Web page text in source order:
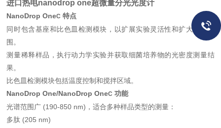
进口热电nanodrop one超微量分光光度计
NanoDrop OneC 特点
同时包含基座和比色皿检测模块，以扩展实验灵活性和扩大动态范
围。
测量稀释样品，执行动力学实验并获取细菌培养物的光密度测量结
果。
比色皿检测模块包括温度控制和搅拌区域。
NanoDrop One/NanoDrop OneC 功能
光谱范围广 (190-850 nm)，适合多种样品类型的测量：
多肽 (205 nm)